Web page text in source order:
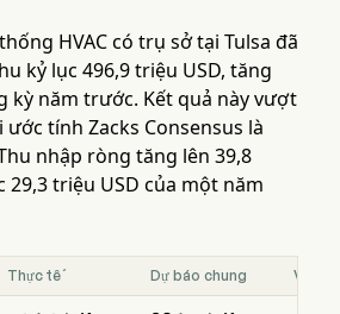
HVAC có trụ sở tại Tulsa đã
kỷ lục 496,9 triệu USD, tăng
kỳ năm trước. Kết quả này vượt
ước tính Zacks Consensus là
nhập ròng tăng lên 39,8
triệu USD của một năm
Thực tế Dự báo chung Vượt/